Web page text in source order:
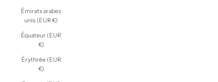
Émirats arabes
unis (EUR €)
Équateur (EUR
€)
Érythrée (EUR
€)